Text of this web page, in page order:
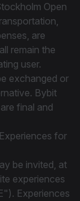
Open
are
remain the
user.
exchanged or
Bybit
final and
for
be invited, at
experiences
Experiences